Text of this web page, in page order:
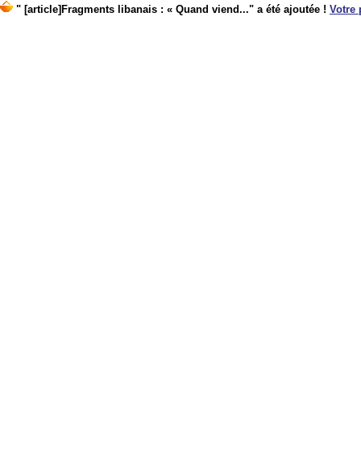
" [article]Fragments libanais : « Quand viend..." a été ajoutée ! Votre